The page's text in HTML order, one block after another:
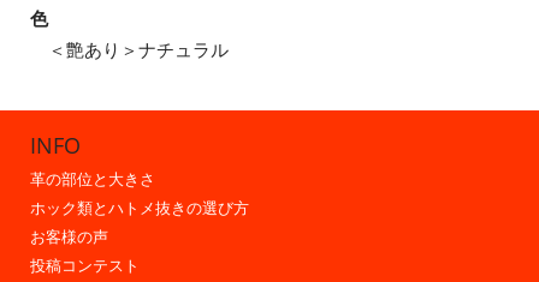
色
＜艶あり＞ナチュラル
INFO
革の部位と大きさ
ホック類とハトメ抜きの選び方
お客様の声
投稿コンテスト